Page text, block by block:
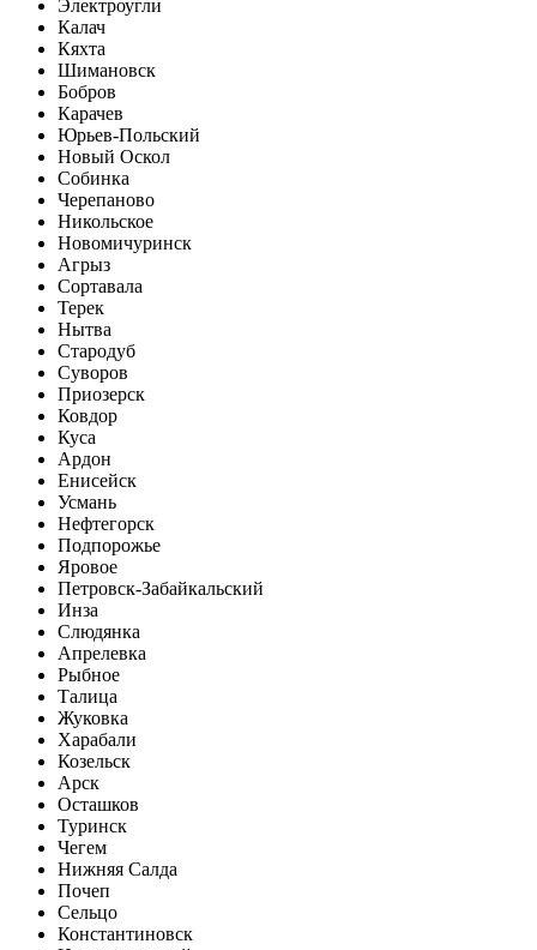
Электроугли
Калач
Кяхта
Шимановск
Бобров
Карачев
Юрьев-Польский
Новый Оскол
Собинка
Черепаново
Никольское
Новомичуринск
Агрыз
Сортавала
Терек
Нытва
Стародуб
Суворов
Приозерск
Ковдор
Куса
Ардон
Енисейск
Усмань
Нефтегорск
Подпорожье
Яровое
Петровск-Забайкальский
Инза
Слюдянка
Апрелевка
Рыбное
Талица
Жуковка
Харабали
Козельск
Арск
Осташков
Туринск
Чегем
Нижняя Салда
Почеп
Сельцо
Константиновск